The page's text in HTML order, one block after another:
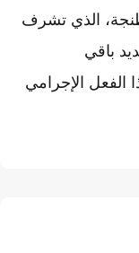
الذي تشرف
باقي
الفعل الإجرامي